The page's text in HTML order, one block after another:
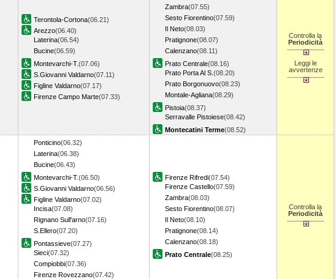
Terontola-Cortona(06.21)
Arezzo(06.40)
Laterina(06.54)
Bucine(06.59)
Montevarchi-T.(07.06)
S.Giovanni Valdarno(07.11)
Figline Valdarno(07.17)
Firenze Campo Marte(07.33)
Zambra(07.55)
Sesto Fiorentino(07.59)
Il Neto(08.03)
Pratignone(08.07)
Calenzano(08.11)
Prato Centrale(08.16)
Prato Porta Al S. (08.20)
Prato Borgonuovo(08.23)
Montale-Agliana(08.29)
Pistoia(08.37)
Serravalle Pistoiese(08.42)
Montecatini Terme(08.52)
Controlla la
Periodicità
Leggi le
avvertenze
Ponticino(06.32)
Laterina(06.38)
Bucine(06.43)
Montevarchi-T.(06.50)
S.Giovanni Valdarno(06.56)
Figline Valdarno(07.02)
Incisa(07.08)
Rignano Sull'arno(07.16)
S.Ellero(07.20)
Pontassieve(07.27)
Sieci(07.32)
Compiobbi(07.36)
Firenze Rovezzano(07.42)
Firenze Rifredi(07.54)
Firenze Castello(07.59)
Zambra(08.03)
Sesto Fiorentino(08.07)
Il Neto(08.10)
Pratignone(08.14)
Calenzano(08.18)
Prato Centrale(08.25)
Controlla la
Periodicità